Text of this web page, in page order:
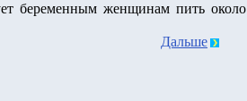
беременным женщинам пить около
Дальше